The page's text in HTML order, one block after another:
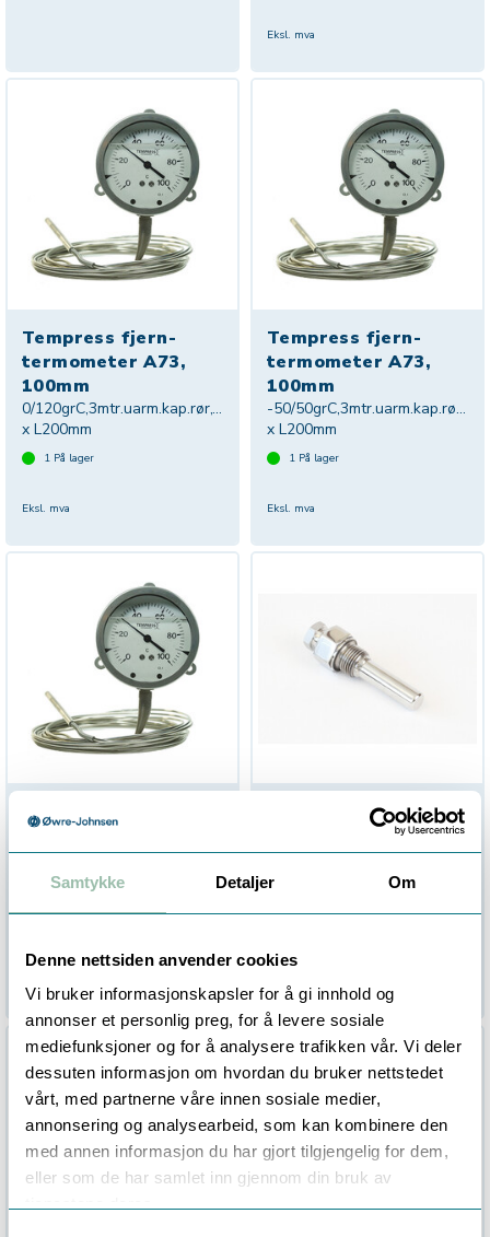
Samtykke Detaljer Om
Denne nettsiden anvender cookies
Vi bruker informasjonskapsler for å gi innhold og
annonser et personlig preg, for å levere sosiale
mediefunksjoner og for å analysere trafikken vår. Vi deler
dessuten informasjon om hvordan du bruker nettstedet
vårt, med partnerne våre innen sosiale medier,
annonsering og analysearbeid, som kan kombinere den
med annen informasjon du har gjort tilgjengelig for dem,
eller som de har samlet inn gjennom din bruk av
Eksl. mva
Tempress fjern-
termometer A73,
100mm
0/120grC,3mtr.uarm.kap.rør,Ø13
x L200mm
1 På lager
Eksl. mva
Tempress fjern-
termometer A73,
100mm
-50/
x L200mm
1 På lager
Eksl. mva
Tempress fjern-
termometer A73,
80mm
0/120grC, 6mtr armert
forskyvelig lomme
FL10
1/2"bsp x L100mm, syrefast
Ikke på lager (30dager)
892,00